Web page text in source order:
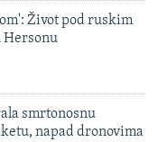
Život pod ruskim
Hersonu
smrtonosnu
napad dronovima